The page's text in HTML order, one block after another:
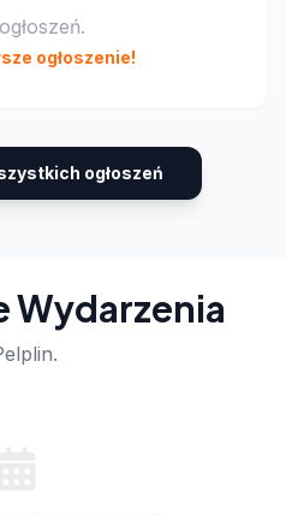
ogłoszenie!
ogłoszeń
Wydarzenia